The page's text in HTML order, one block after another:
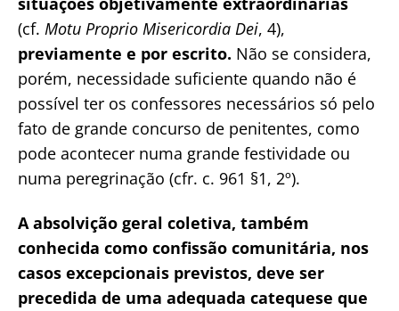
(cf. Motu Proprio Misericordia Dei, 4),
previamente e por escrito. Não se considera,
porém, necessidade suficiente quando não é
possível ter os confessores necessários só pelo
fato de grande concurso de penitentes, como
pode acontecer numa grande festividade ou
numa peregrinação (cfr. c. 961 §1, 2º).
A absolvição geral coletiva, também
conhecida como confissão comunitária, nos
casos excepcionais previstos, deve ser
precedida de uma adequada catequese que